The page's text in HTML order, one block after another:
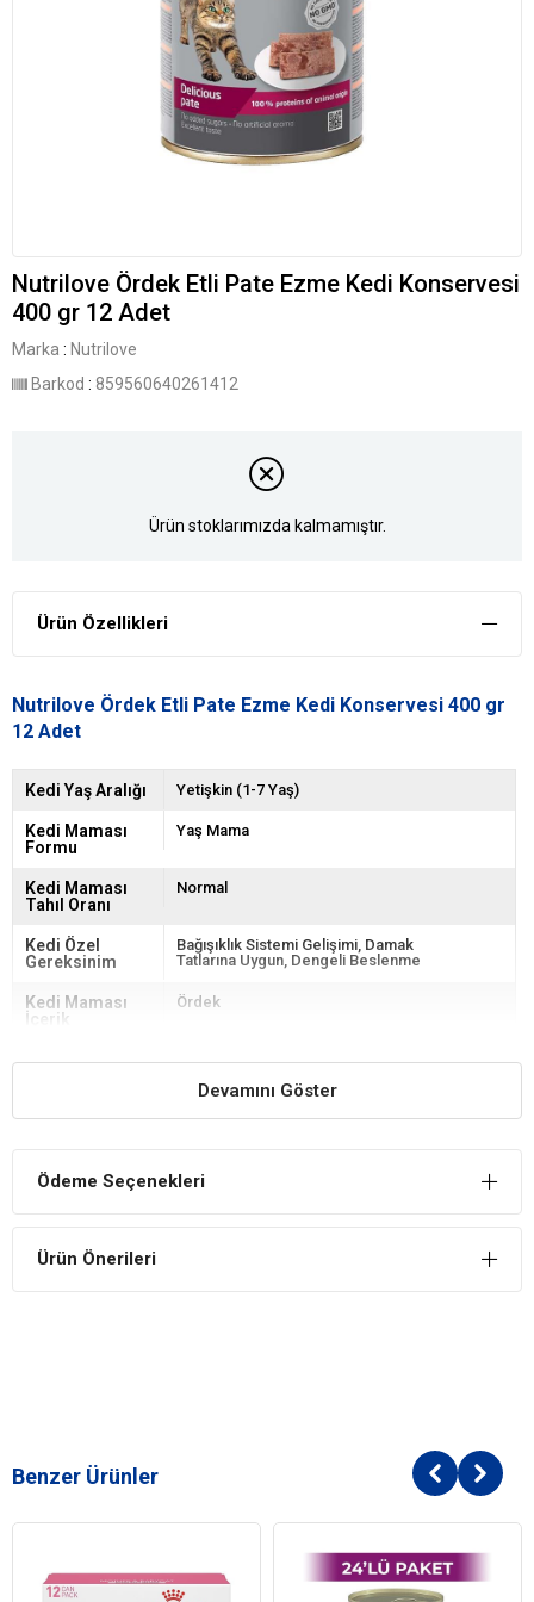
Nutrilove Ördek Etli Pate Ezme Kedi Konservesi
400 gr 12 Adet
Marka : Nutrilove
Barkod : 859560640261412
Ürün stoklarımızda kalmamıştır.
Ürün Özellikleri
Nutrilove Ördek Etli Pate Ezme Kedi Konservesi 400 gr
12 Adet
Kedi Yaş Aralığı Yetişkin (1-7 Yaş)
Kedi Maması
Formu
Yaş Mama
Kedi Maması
Tahıl Oranı
Normal
Kedi Özel
Gereksinim
Bağışıklık Sistemi Gelişimi Damak
Tatlarına Uygun Dengeli Beslenme
Kedi Maması
İçerik
Ördek
Kedi Maması
101-500 gr
Kedi Maması
Çoklu Paket
Kedi Maması
Ambalaj
Pate
Kıvam
Devamını Göster
Ödeme Seçenekleri
Ürün Önerileri
Benzer Ürünler